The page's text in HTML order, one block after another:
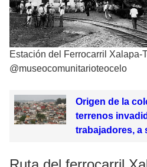
Estación del Ferrocarril Xalapa-
@museocomunitarioteocelo
Origen de la
terrenos
trabajadores, a